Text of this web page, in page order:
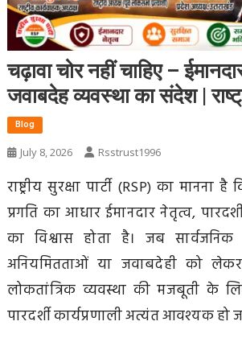
चढ़ावा चोर नहीं चाहिए –
जवाबदेह व्यवस्था का संदेश |
Blog
July 8, 2026
Rsstrust1996
राष्ट्रीय सुरक्षा पार्टी (RSP) का मानना है
प्रगति का आधार ईमानदार नेतृत्व,
का विश्वास होता है। जब सार्वजनिक
अनियमितताओं या जवाबदेही को
लोकतांत्रिक व्यवस्था की मजबूती के
पारदर्शी कार्यप्रणाली अत्यंत आवश्यक हो